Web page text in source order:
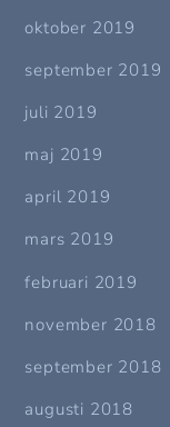
oktober 2019
september 2019
juli 2019
maj 2019
april 2019
mars 2019
februari 2019
november 2018
september 2018
augusti 2018